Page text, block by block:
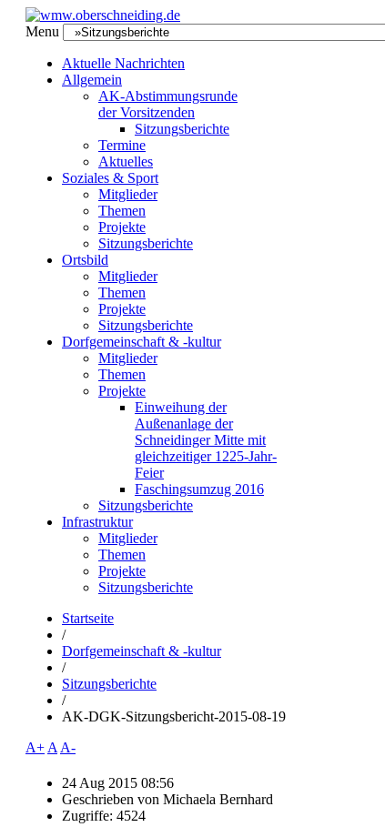
Menu
Aktuelle Nachrichten
Allgemein
AK-Abstimmungsrunde
der Vorsitzenden
Sitzungsberichte
Termine
Aktuelles
Soziales & Sport
Mitglieder
Themen
Projekte
Sitzungsberichte
Ortsbild
Mitglieder
Themen
Projekte
Sitzungsberichte
Dorfgemeinschaft & -kultur
Mitglieder
Themen
Projekte
Einweihung der
Außenanlage der
Schneidinger Mitte mit
gleichzeitiger 1225-Jahr-
Feier
Faschingsumzug 2016
Sitzungsberichte
Infrastruktur
Mitglieder
Themen
Projekte
Sitzungsberichte
Startseite
/
Dorfgemeinschaft & -kultur
/
Sitzungsberichte
/
AK-DGK-Sitzungsbericht-2015-08-19
A+ A A-
24 Aug 2015 08:56
Geschrieben von Michaela Bernhard
Zugriffe: 4524